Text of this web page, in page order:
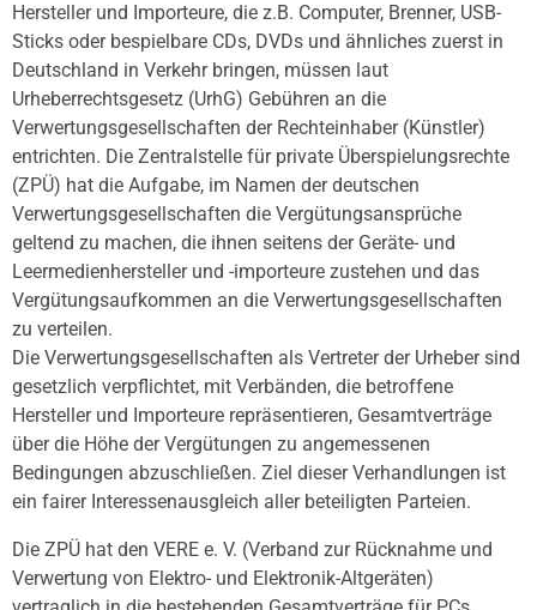
Hersteller und Importeure, die z.B. Computer, Brenner, USB-
Sticks oder bespielbare CDs, DVDs und ähnliches zuerst in
Deutschland in Verkehr bringen, müssen laut
Urheberrechtsgesetz (UrhG) Gebühren an die
Verwertungsgesellschaften der Rechteinhaber (Künstler)
entrichten. Die Zentralstelle für private Überspielungsrechte
(ZPÜ) hat die Aufgabe, im Namen der deutschen
Verwertungsgesellschaften die Vergütungsansprüche
geltend zu machen, die ihnen seitens der Geräte- und
Leermedienhersteller und -importeure zustehen und das
Vergütungsaufkommen an die Verwertungsgesellschaften
zu verteilen.
Die Verwertungsgesellschaften als Vertreter der Urheber sind
gesetzlich verpflichtet, mit Verbänden, die betroffene
Hersteller und Importeure repräsentieren, Gesamtverträge
über die Höhe der Vergütungen zu angemessenen
Bedingungen abzuschließen. Ziel dieser Verhandlungen ist
ein fairer Interessenausgleich aller beteiligten Parteien.
Die ZPÜ hat den VERE e. V. (Verband zur Rücknahme und
Verwertung von Elektro- und Elektronik-Altgeräten)